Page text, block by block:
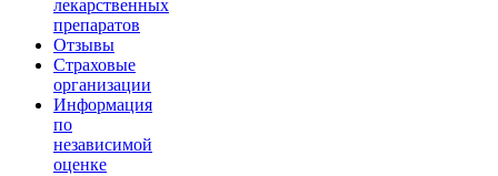
лекарственных
препаратов
Отзывы
Страховые
организации
Информация
по
независимой
оценке